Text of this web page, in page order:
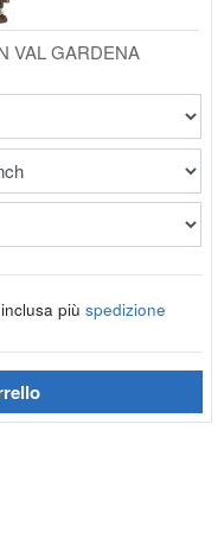
VAL GARDENA
più spedizione